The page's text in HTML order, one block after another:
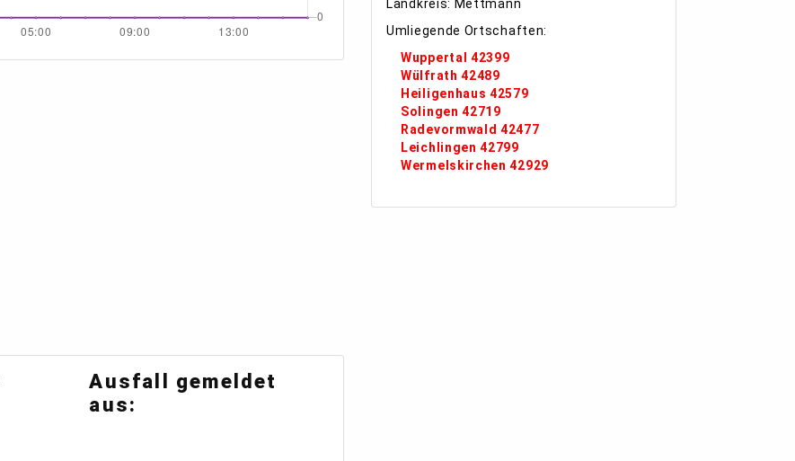
Ausfall gemeldet
aus:
Landkreis: Mettmann
Umliegende Ortschaften:
Wuppertal 42399
Wülfrath 42489
Heiligenhaus 42579
Solingen 42719
Radevormwald 42477
Leichlingen 42799
Wermelskirchen 42929